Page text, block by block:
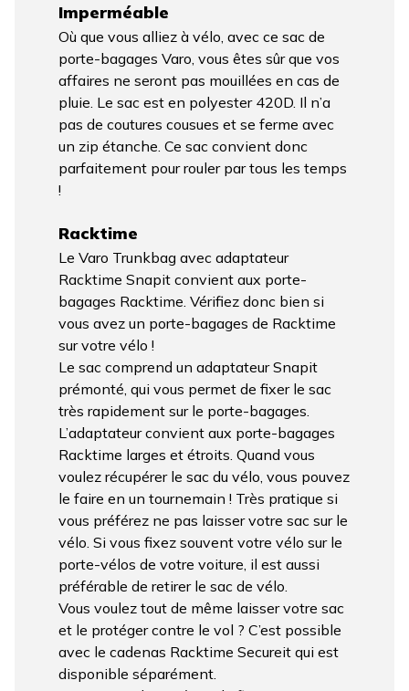
Imperméable
Où que vous alliez à vélo, avec ce sac de
porte-bagages Varo, vous êtes sûr que vos
affaires ne seront pas mouillées en cas de
pluie. Le sac est en polyester 420D. Il n’a
pas de coutures cousues et se ferme avec
un zip étanche. Ce sac convient donc
parfaitement pour rouler par tous les temps
!
Racktime
Le Varo Trunkbag avec adaptateur
Racktime Snapit convient aux porte-
bagages Racktime. Vérifiez donc bien si
vous avez un porte-bagages de Racktime
sur votre vélo !
Le sac comprend un adaptateur Snapit
prémonté, qui vous permet de fixer le sac
très rapidement sur le porte-bagages.
L’adaptateur convient aux porte-bagages
Racktime larges et étroits. Quand vous
voulez récupérer le sac du vélo, vous pouvez
le faire en un tournemain ! Très pratique si
vous préférez ne pas laisser votre sac sur le
vélo. Si vous fixez souvent votre vélo sur le
porte-vélos de votre voiture, il est aussi
préférable de retirer le sac de vélo.
Vous voulez tout de même laisser votre sac
et le protéger contre le vol ? C’est possible
avec le cadenas Racktime Secureit qui est
disponible séparément.